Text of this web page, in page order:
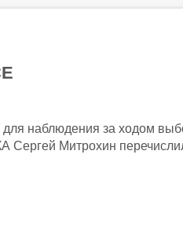
наблюдения за ходом
Сергей Митрохин